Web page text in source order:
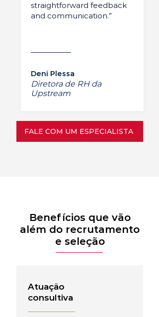
straightforward feedback
and communication.”
Deni Plessa
Diretora de RH da
Upstream
FALE COM UM ESPECIALISTA
Benefícios que vão
além do recrutamento
e seleção
Atuação
consultiva